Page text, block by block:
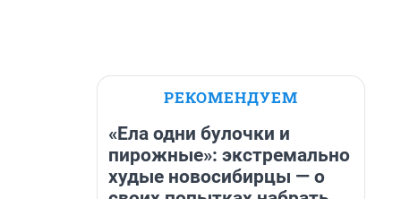
РЕКОМЕНДУЕМ
«Ела одни булочки и
пирожные»: экстремально
худые новосибирцы — о